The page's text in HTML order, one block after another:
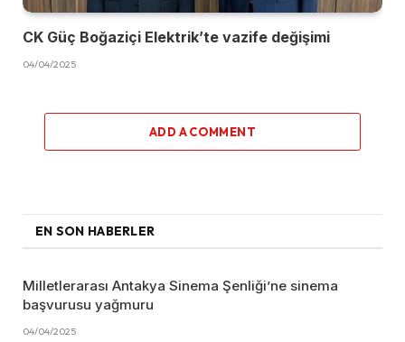
CK Güç Boğaziçi Elektrik’te vazife değişimi
04/04/2025
ADD A COMMENT
EN SON HABERLER
Milletlerarası Antakya Sinema Şenliği’ne sinema
başvurusu yağmuru
04/04/2025